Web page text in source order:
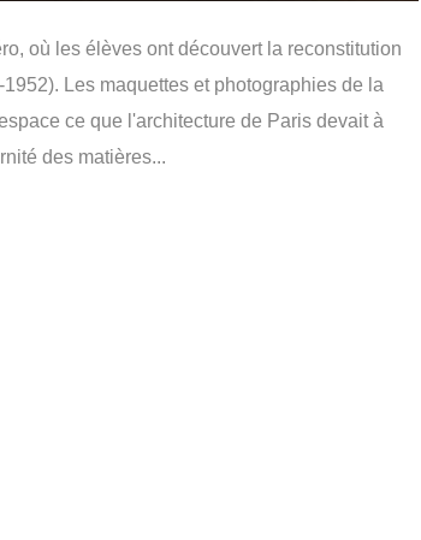
où les élèves ont découvert la reconstitution
Les maquettes et photographies de la
ce que l'architecture de Paris devait à
des matières...